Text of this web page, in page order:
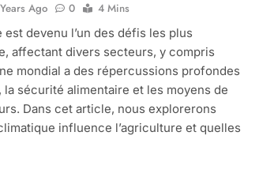
Ago 0
4 Mins
devenu l’un des défis les plus
affectant divers secteurs, y compris
mondial a des répercussions profondes
sécurité alimentaire et les moyens de
Dans cet article, nous explorerons
influence l’agriculture et quelles